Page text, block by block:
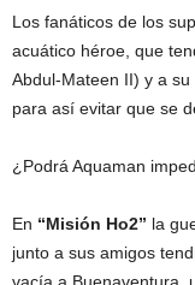
Los fanáticos de los
acuático héroe, que
Abdul-Mateen II) y a
para así evitar que se
¿Podrá Aquaman
En “Misión Ho2” la
junto a sus amigos